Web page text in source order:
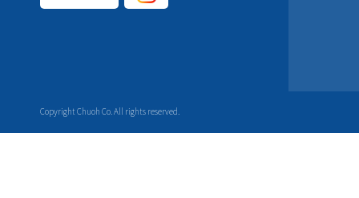
Copyright Chuoh Co. All rights reserved.